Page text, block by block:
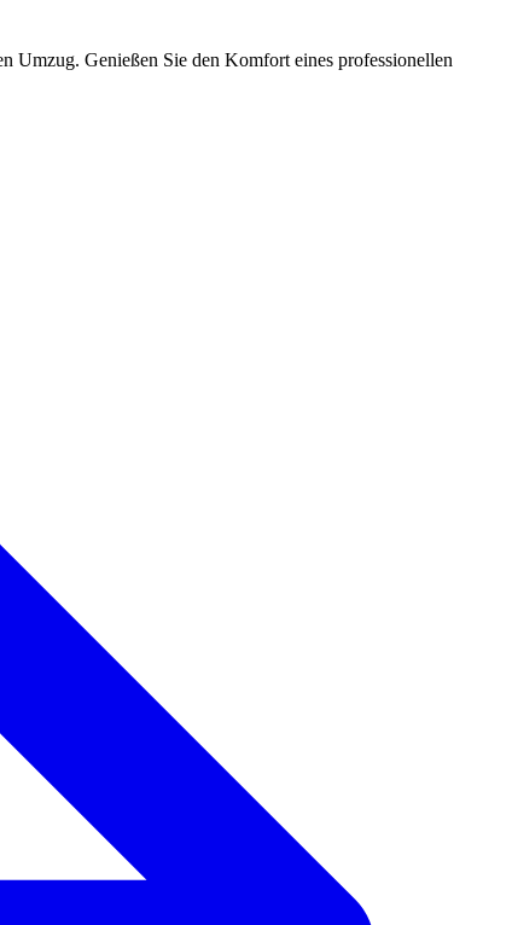
Umzug. Genießen Sie den Komfort eines professionellen